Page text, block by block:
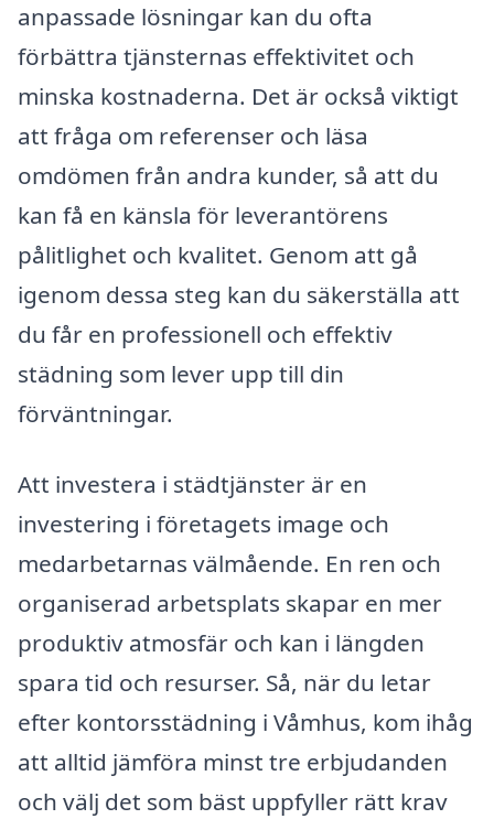
anpassade lösningar kan du ofta
förbättra tjänsternas effektivitet och
minska kostnaderna. Det är också viktigt
att fråga om referenser och läsa
omdömen från andra kunder, så att du
kan få en känsla för leverantörens
pålitlighet och kvalitet. Genom att gå
igenom dessa steg kan du säkerställa att
du får en professionell och effektiv
städning som lever upp till din
förväntningar.
Att investera i städtjänster är en
investering i företagets image och
medarbetarnas välmående. En ren och
organiserad arbetsplats skapar en mer
produktiv atmosfär och kan i längden
spara tid och resurser. Så, när du letar
efter kontorsstädning i Våmhus, kom ihåg
att alltid jämföra minst tre erbjudanden
och välj det som bäst uppfyller rätt krav